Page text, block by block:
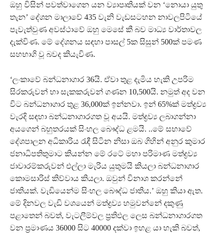
ඔහු විසින් පවත්වාගෙන යන ව්‍යාපෘතියක් වන ‘නොයා යුතු
තැන’ දේශන මාලාවේ 435 වැනි වැඩසටහන නාවලපිටියේ
පැවැත්වුණ අවස්ථාවේ ඔහු මෙසේ කී බව මාධ්‍ය වාර්තාවල
දැක්විණ. මේ දේශනය සඳහා පාසල් 5ක සිසුන් 500ක් පමණ
සහභාගි වූ බවද කියැවිණ.
‘ලංකාවේ බන්ධනාගාර 36යි. ඒවා තුළ දැමිය හැකි උපරිම
සිරකරුවන් හා සැකකරුවන් ගණන 10,500යි. නමුත් අද වන
විට බන්ධනාගාර තුළ 36,000ක් ඉන්නවා. ඉන් 65%ක් මත්ද්‍රව්‍ය
වැරදි සඳහා බන්ධනාගාරගත වූ අයයි. මත්ද්‍රව්‍ය ලබාගන්නා
අයගෙන් බහුතරයක් සිංහල බෞද්ධ ළමයි. ..මේ සභාවේ
දේශපාලන අධිකාරිය රැඳී සිටින නිසා ඔබ ගිහින් අනුර කුමාර
ජනාධිපතිතුමාට කියන්න මේ රටේ මහා පරිමාණ මත්ද්‍රව්‍ය
ජාවාරම්කරුවන් එල්ලා මැරිය යුතුමයි කියලා බන්ධනාගාර
කොමසාරිස් කිව්වාය කියලා. ඔවුන් විනාශ කරන්නේ
ජාතියක්. වැඩියෙන්ම සිංහල බෞද්ධ ජාතිය.’ ඔහු කියා ඇත.
මේ දිනවල වැඩි වශයෙන් මත්ද්‍රව්‍ය හමුවන්නේ දකුණු
පළාතෙන් බවත්, වැටලීම්වල ප්‍රතිඵල ලෙස බන්ධනාගාරගත
වන ප්‍රමාණය 36000 සිට 40000 දක්වා ඉහළ යා හැකි බවත්,